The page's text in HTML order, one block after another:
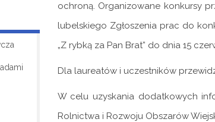
ochroną. Organizowane konkursy
lubelskiego Zgłoszenia prac do
„Z rybką za Pan Brat” do dnia 15
Dla laureatów i uczestników
W celu uzyskania dodatkowych
Rolnictwa i Rozwoju Obszarów